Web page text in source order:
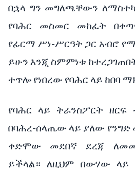
በኋላ ግን መግለጫቸውን
የባሕር መስመር መከፈት
የፊርማ ሥነ-ሥርዓት ጋር አብሮ
ይሁን እንጂ ስምምነቱ
ተጥሎ የነበረው የባሕር ላይ ከበባ
የባሕር ላይ ትራንስፖርት
በባሕረ-ሰላጤው ላይ ያለው የንግድ
ቀድሞው መደበኛ ደረጃ
ይችላል። ለዚህም በውሃው ላይ